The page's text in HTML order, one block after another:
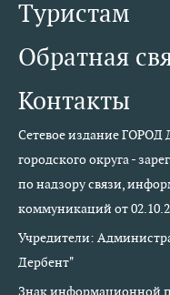
Туристам
Обратная
Контакты
Сетевое издание
городского округа -
по надзору связи,
коммуникаций от
Учредители:
Дербент"
Знак информационной